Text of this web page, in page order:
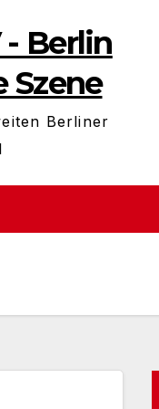
- Berlin
Szene
Berliner